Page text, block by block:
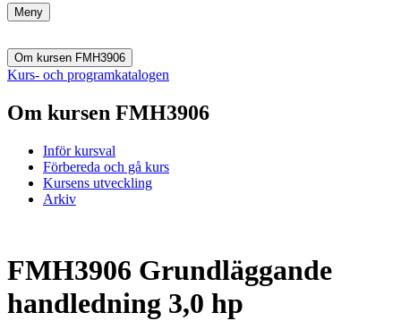
Meny
Om kursen FMH3906
Kurs- och programkatalogen
Om kursen FMH3906
Inför kursval
Förbereda och gå kurs
Kursens utveckling
Arkiv
FMH3906 Grundläggande
handledning 3,0 hp